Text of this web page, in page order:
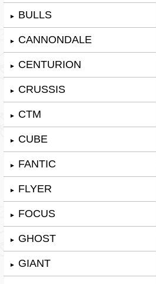
► BULLS
► CANNONDALE
► CENTURION
► CRUSSIS
► CTM
► CUBE
► FANTIC
► FLYER
► FOCUS
► GHOST
► GIANT